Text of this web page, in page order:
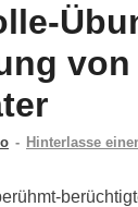
von
- Hinterlasse